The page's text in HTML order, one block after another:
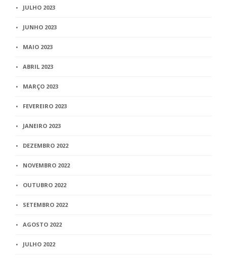
JULHO 2023
JUNHO 2023
MAIO 2023
ABRIL 2023
MARÇO 2023
FEVEREIRO 2023
JANEIRO 2023
DEZEMBRO 2022
NOVEMBRO 2022
OUTUBRO 2022
SETEMBRO 2022
AGOSTO 2022
JULHO 2022